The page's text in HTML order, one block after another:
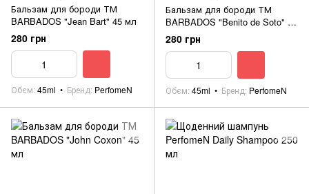
Бальзам для бороди ТМ
BARBADOS "Jean Bart" 45 мл
280 грн
Обєм 45ml Бренд PerfomeN
Бальзам для бороди ТМ
BARBADOS "Benito de Soto" 45
мл
280 грн
Обєм 45ml Бренд PerfomeN